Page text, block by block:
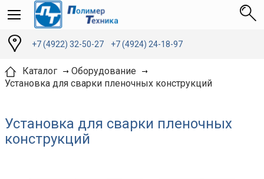
+7 (4922) 32-50-27 +7 (4924) 24-18-97
Каталог
Оборудование
Установка для сварки пленочных конструкций
Установка для сварки пленочных
конструкций